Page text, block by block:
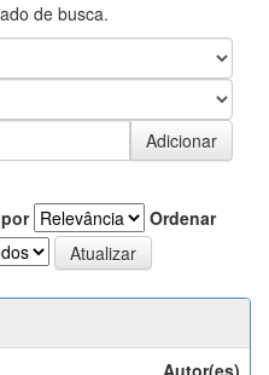
de busca.
Ordenar
Autor(es)